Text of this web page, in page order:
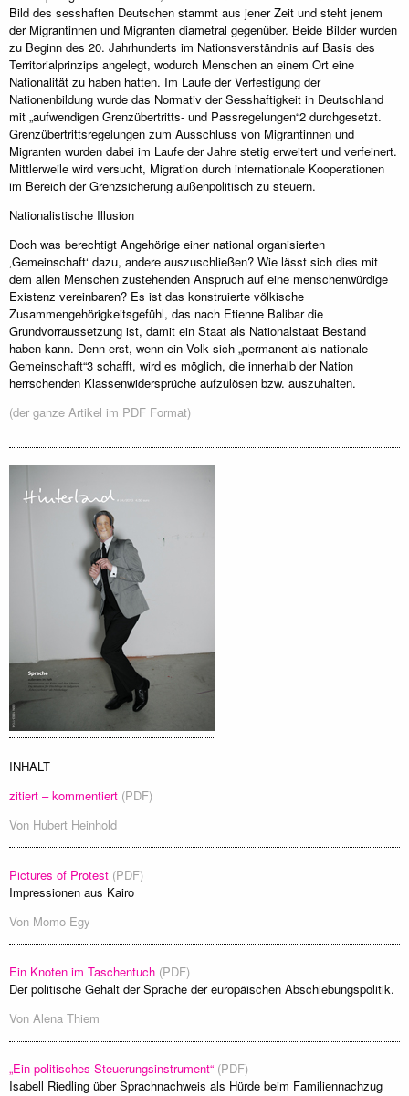
Bild des sesshaften Deutschen stammt aus jener Zeit und steht jenem
der Migrantinnen und Migranten diametral gegenüber. Beide Bilder wurden
zu Beginn des 20. Jahrhunderts im Nationsverständnis auf Basis des
Territorialprinzips angelegt, wodurch Menschen an einem Ort eine
Nationalität zu haben hatten. Im Laufe der Verfestigung der
Nationenbildung wurde das Normativ der Sesshaftigkeit in Deutschland
mit „aufwendigen Grenzübertritts- und Passregelungen“2 durchgesetzt.
Grenzübertrittsregelungen zum Ausschluss von Migrantinnen und
Migranten wurden dabei im Laufe der Jahre stetig erweitert und verfeinert.
Mittlerweile wird versucht, Migration durch internationale Kooperationen
im Bereich der Grenzsicherung außenpolitisch zu steuern.
Nationalistische Illusion
Doch was berechtigt Angehörige einer national organisierten
‚Gemeinschaft‘ dazu, andere auszuschließen? Wie lässt sich dies mit
dem allen Menschen zustehenden Anspruch auf eine menschenwürdige
Existenz vereinbaren? Es ist das konstruierte völkische
Zusammengehörigkeitsgefühl, das nach Etienne Balibar die
Grundvorraussetzung ist, damit ein Staat als Nationalstaat Bestand
haben kann. Denn erst, wenn ein Volk sich „permanent als nationale
Gemeinschaft“3 schafft, wird es möglich, die innerhalb der Nation
herrschenden Klassenwidersprüche aufzulösen bzw. auszuhalten.
(der ganze Artikel im PDF Format)
INHALT
zitiert – kommentiert (PDF)
Von Hubert Heinhold
Pictures of Protest (PDF)
Impressionen aus Kairo
Von Momo Egy
Ein Knoten im Taschentuch (PDF)
Der politische Gehalt der Sprache der europäischen Abschiebungspolitik.
Von Alena Thiem
„Ein politisches Steuerungsinstrument“ (PDF)
Isabell Riedling über Sprachnachweis als Hürde beim Familiennachzug